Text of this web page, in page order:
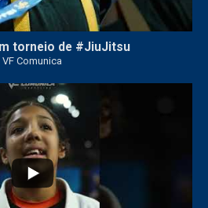
torneio de #JiuJitsu
VF Comunica